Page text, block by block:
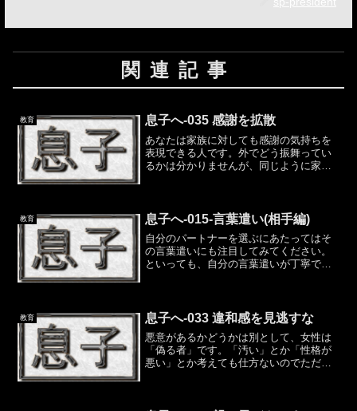
関連記事
教育 息子へ-035 感謝を拡散
あなたは家族に対しても感謝の気持ちを
表現できる人です。外でどう振舞ってい
るかは分かりませんが、同じように家族
人、言ったら負けだと思っ...
教育 息子へ-015-言葉遣い(相手編)
自分のパートナーを選ぶにあたってはそ
の言葉遣いにも注目してみてください。
といっても、自分の言葉遣いが丁寧であ
使い分けることです。あな...
教育 息子へ-033 違和感を見逃すな
悪意があるかどうかは別として、女性は
「偽る者」です。「汚い」とか「性格が
悪い」とか考えても仕方ないのでただの